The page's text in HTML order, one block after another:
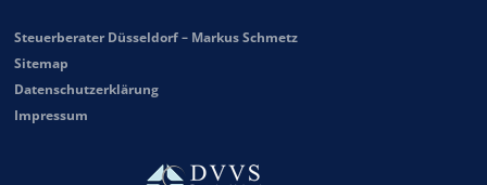
Steuerberater Düsseldorf – Markus Schmetz
Sitemap
Datenschutzerklärung
Impressum